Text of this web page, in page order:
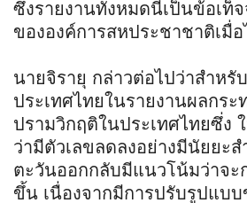
ซึ่งรายงานทั้งหมดนี้เป็นข้อเท็
ขององค์การสหประชาชาติเมื่
นายจิรายุ กล่าวต่อไปว่าสำห
ประเทศไทยในรายงานผลกร
ปรามวิกฤติในประเทศไทยซึ่ง
ว่ามีตัวเลขลดลงอย่างมีนัยยะ
ตะวันออกกลับมีแนวโน้มว่าจ
ขึ้น เนื่องจากมีการปรับรูปแบ